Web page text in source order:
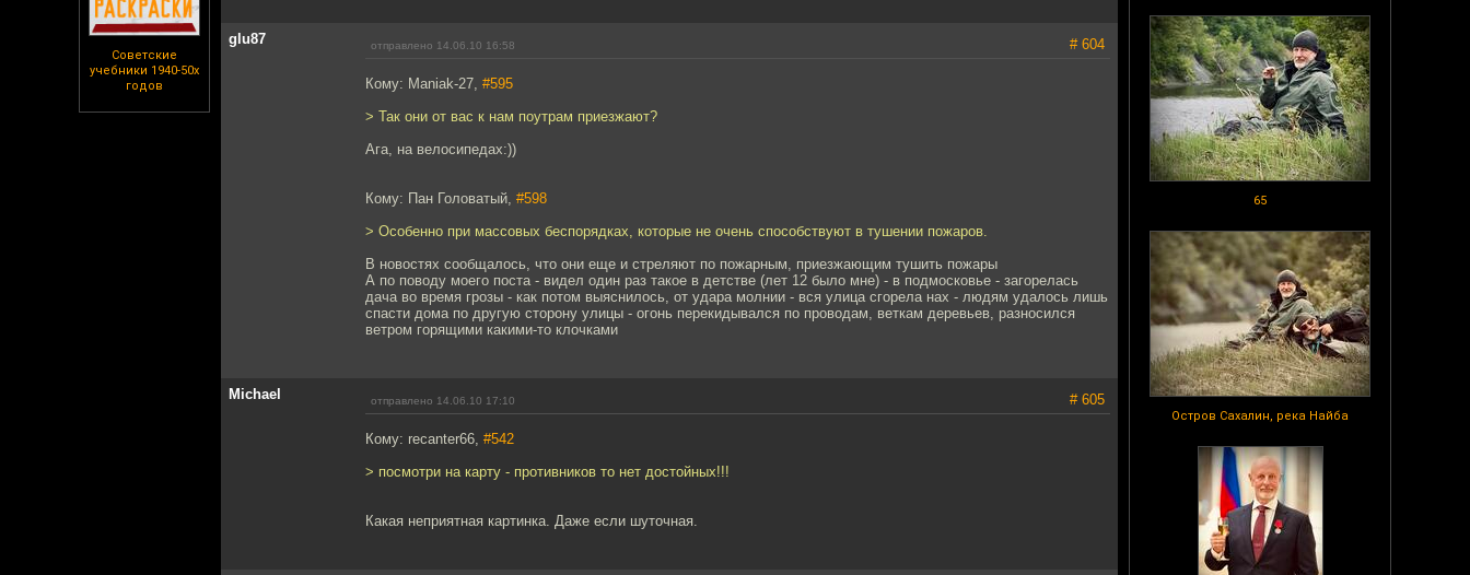
Советские
учебники 1940-50х
годов
65
Остров Сахалин, река Найба
glu87 отправлено 14.06.10 16:58 # 604
Кому: Maniak-27, #595
> Так они от вас к нам поутрам приезжают?
Ага, на велосипедах:))
Кому: Пан Головатый, #598
> Особенно при массовых беспорядках, которые не очень способствуют в тушении пожаров.
В новостях сообщалось, что они еще и стреляют по пожарным, приезжающим тушить пожары
А по поводу моего поста - видел один раз такое в детстве (лет 12 было мне) - в подмосковье - загорелась
дача во время грозы - как потом выяснилось, от удара молнии - вся улица сгорела нах - людям удалось лишь
спасти дома по другую сторону улицы - огонь перекидывался по проводам, веткам деревьев, разносился
ветром горящими какими-то клочками
Мichael отправлено 14.06.10 17:10 # 605
Кому: recanter66, #542
> посмотри на карту - противников то нет достойных!!!
Какая неприятная картинка. Даже если шуточная.